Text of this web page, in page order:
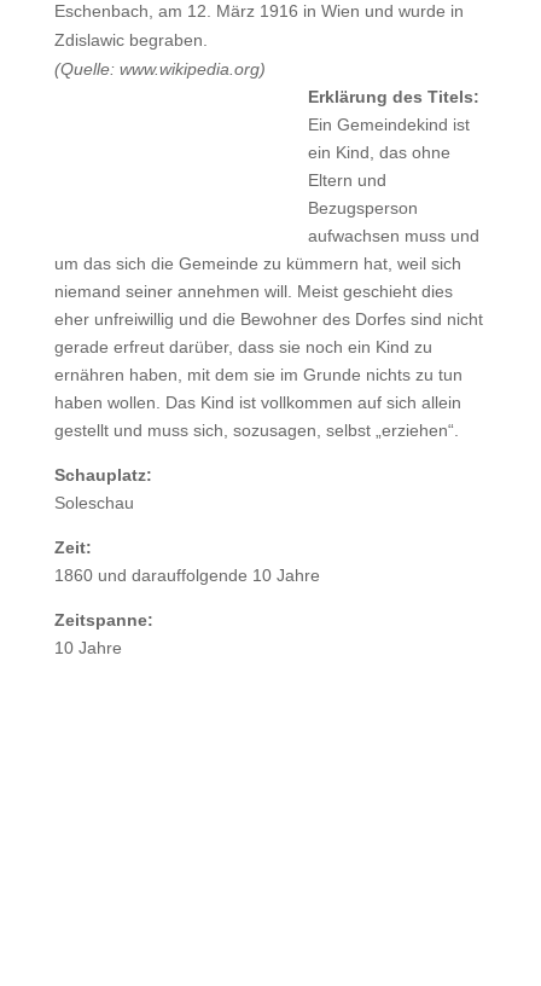
Eschenbach, am 12. März 1916 in Wien und wurde in
Zdislawic begraben.
(Quelle: www.wikipedia.org)
Erklärung des Titels:
Ein Gemeindekind ist
ein Kind, das ohne
Eltern und
Bezugsperson
aufwachsen muss und
um das sich die Gemeinde zu kümmern hat, weil sich
niemand seiner annehmen will. Meist geschieht dies
eher unfreiwillig und die Bewohner des Dorfes sind nicht
gerade erfreut darüber, dass sie noch ein Kind zu
ernähren haben, mit dem sie im Grunde nichts zu tun
haben wollen. Das Kind ist vollkommen auf sich allein
gestellt und muss sich, sozusagen, selbst „erziehen“.
Schauplatz:
Soleschau
Zeit:
1860 und darauffolgende 10 Jahre
Zeitspanne:
10 Jahre